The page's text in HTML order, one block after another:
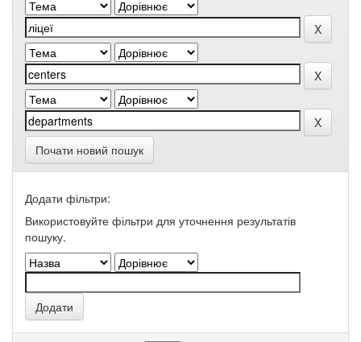
Почати новий пошук
Додати фільтри:
Використовуйте фільтри для уточнення результатів
пошуку.